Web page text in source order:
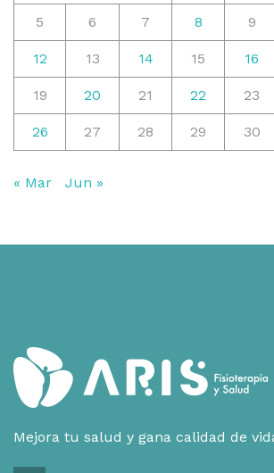
5 6 7 8 9
12 13 14 15 16
19 20 21 22 23
26 27 28 29 30
« Mar Jun »
Mejora tu salud y gana calidad de